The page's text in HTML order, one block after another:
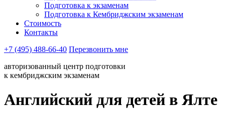
Подготовка к экзаменам
Подготовка к Кембриджским экзаменам
Стоимость
Контакты
+7 (495) 488-66-40 Перезвонить мне
авторизованный центр подготовки
к кембриджским экзаменам
Английский для детей в Ялте